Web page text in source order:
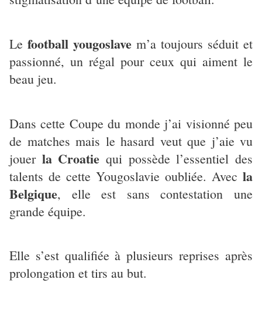
Le football yougoslave m’a toujours séduit et
passionné, un régal pour ceux qui aiment le
beau jeu.
Dans cette Coupe du monde j’ai visionné peu
de matches mais le hasard veut que j’aie vu
jouer la Croatie qui possède l’essentiel des
talents de cette Yougoslavie oubliée. Avec la
Belgique, elle est sans contestation une
grande équipe.
Elle s’est qualifiée à plusieurs reprises après
prolongation et tirs au but.